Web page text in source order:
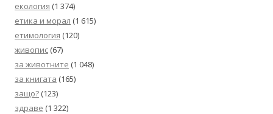
екология (1 374)
етика и морал (1 615)
етимология (120)
живопис (67)
за животните (1 048)
за книгата (165)
защо? (123)
здраве (1 322)